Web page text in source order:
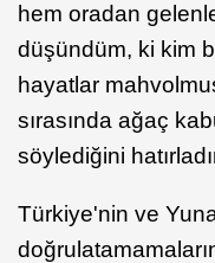
hem oradan
düşündüm, ki kim
hayatlar
sırasında ağaç
söylediğini
Türkiye'nin ve